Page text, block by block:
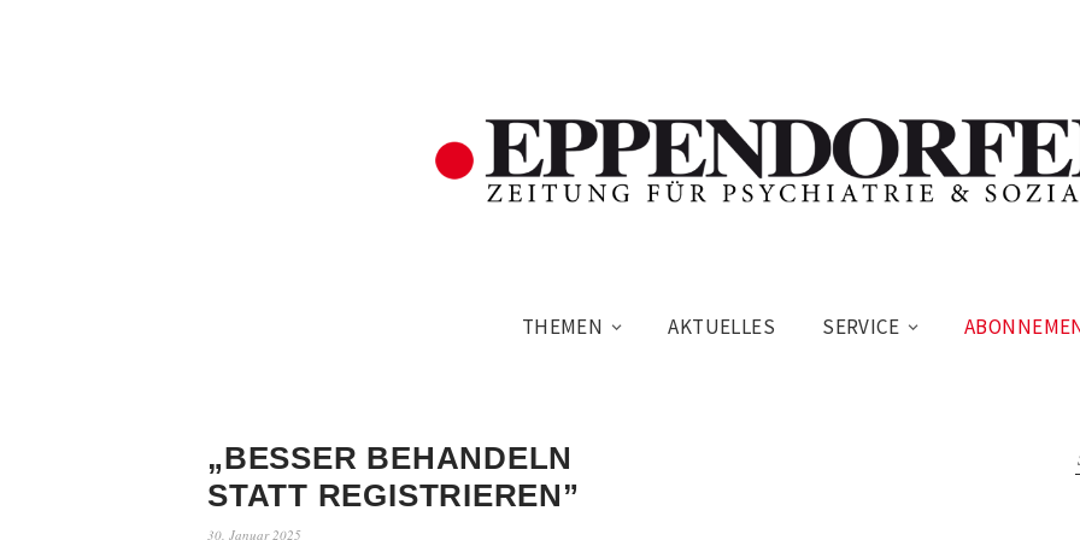
THEMEN AKTUELLES SERVICE
„BESSER BEHANDELN
STATT REGISTRIEREN”
30. Januar 2025